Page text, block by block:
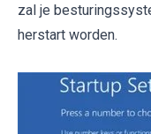
zal je
herstart worden.